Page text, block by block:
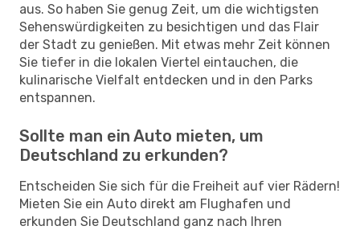
aus. So haben Sie genug Zeit, um die wichtigsten
Sehenswürdigkeiten zu besichtigen und das Flair
der Stadt zu genießen. Mit etwas mehr Zeit können
Sie tiefer in die lokalen Viertel eintauchen, die
kulinarische Vielfalt entdecken und in den Parks
entspannen.
Sollte man ein Auto mieten, um
Deutschland zu erkunden?
Entscheiden Sie sich für die Freiheit auf vier Rädern!
Mieten Sie ein Auto direkt am Flughafen und
erkunden Sie Deutschland ganz nach Ihren